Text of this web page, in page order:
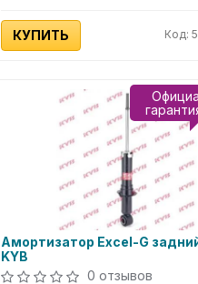
КУПИТЬ Код:
Амортизатор Excel-G
KYB
0 отзывов